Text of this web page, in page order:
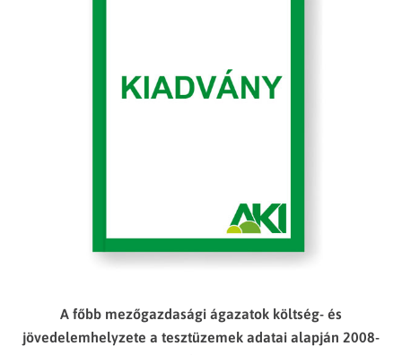
A főbb mezőgazdasági ágazatok költség- és
jövedelemhelyzete a tesztüzemek adatai alapján 2008-